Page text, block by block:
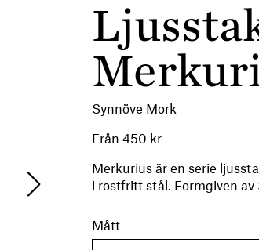
Synnöve Mork
Från 450 kr
Merkurius är en serie
i rostfritt stål. Formgiven av
Mått